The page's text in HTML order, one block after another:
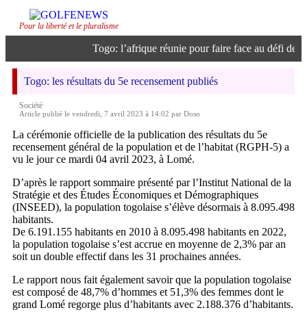
Pour la liberté et le pluralisme
Togo: l’afrique réunie pour faire face au défi de
Togo: les résultats du 5e recensement publiés
Société
Article publié le vendredi, 7 avril 2023 à 14:02 par Doso
La cérémonie officielle de la publication des résultats du 5e
recensement général de la population et de l’habitat (RGPH-5) a
vu le jour ce mardi 04 avril 2023, à Lomé.
D’après le rapport sommaire présenté par l’Institut National de la
Stratégie et des Études Économiques et Démographiques
(INSEED), la population togolaise s’élève désormais à 8.095.498
habitants.
De 6.191.155 habitants en 2010 à 8.095.498 habitants en 2022,
la population togolaise s’est accrue en moyenne de 2,3% par an
soit un double effectif dans les 31 prochaines années.
Le rapport nous fait également savoir que la population togolaise
est composé de 48,7% d’hommes et 51,3% des femmes dont le
grand Lomé regorge plus d’habitants avec 2.188.376 d’habitants.